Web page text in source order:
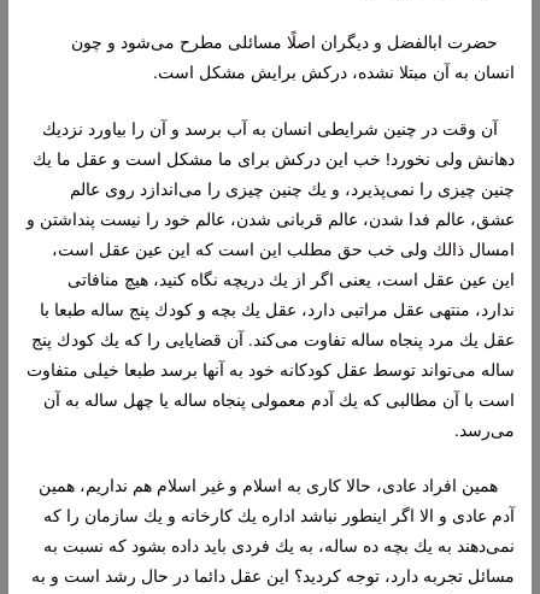
حضرت ابالفضل و دیگران اصلًا مسائلی مطرح می‌شود و چون
انسان به آن مبتلا نشده، دركش برایش مشكل است.
آن وقت در چنین شرایطی انسان به آب برسد و آن را بیاورد نزدیك
دهانش ولی نخورد! خب این دركش برای ما مشكل است و عقل ما یك
چنین چیزی را نمی‌پذیرد، و یك چنین چیزی را می‌اندازد روی عالم
عشق، عالم فدا شدن، عالم قربانی شدن، عالم خود را نیست پنداشتن و
امسال ذالك ولی خب حق مطلب این است كه این عین عقل است،
این عین عقل است، یعنی اگر از یك دریچه نگاه كنید، هیچ منافاتی
ندارد، منتهی عقل مراتبی دارد، عقل یك بچه و كودك پنج ساله طبعا با
عقل یك مرد پنجاه ساله تفاوت می‌كند. آن قضایایی را كه یك كودك پنج
ساله می‌تواند توسط عقل كودكانه خود به آنها برسد طبعا خیلی متفاوت
است با آن مطالبی كه یك آدم معمولی پنجاه ساله یا چهل ساله به آن
می‌رسد.
همین افراد عادی، حالا كاری به اسلام و غیر اسلام هم نداریم، همین
آدم عادی و الا اگر اینطور نباشد اداره یك كارخانه و یك سازمان را كه
نمی‌دهند به یك بچه ده ساله، به یك فردی باید داده بشود كه نسبت به
مسائل تجربه دارد، توجه كردید؟ این عقل دائما در حال رشد است و به